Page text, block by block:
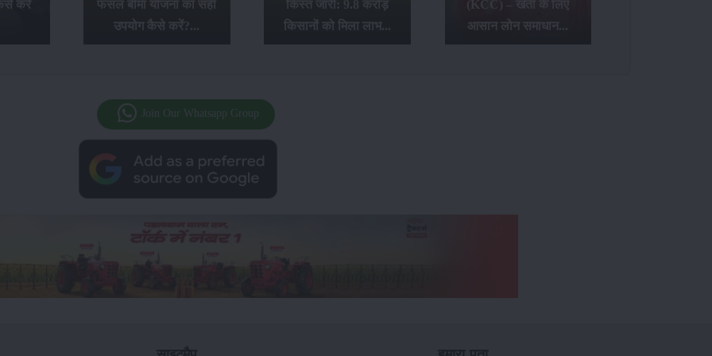
करें
फसल बीमा योजना का सही
उपयोग कैसे करें?...
किस्त जारी: 9.8 करोड़
किसानों को मिला लाभ...
(KCC) – खेती के लिए
आसान लोन समाधान...
Join Our Whatsapp Group